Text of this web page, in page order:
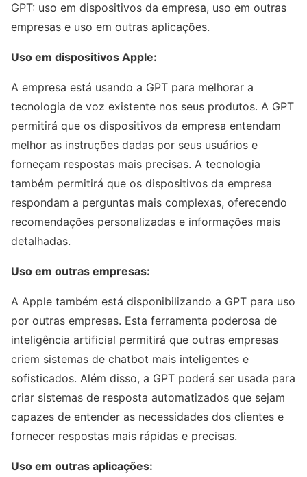
GPT: uso em dispositivos da empresa, uso em outras
empresas e uso em outras aplicações.
Uso em dispositivos Apple:
A empresa está usando a GPT para melhorar a
tecnologia de voz existente nos seus produtos. A GPT
permitirá que os dispositivos da empresa entendam
melhor as instruções dadas por seus usuários e
forneçam respostas mais precisas. A tecnologia
também permitirá que os dispositivos da empresa
respondam a perguntas mais complexas, oferecendo
recomendações personalizadas e informações mais
detalhadas.
Uso em outras empresas:
A Apple também está disponibilizando a GPT para uso
por outras empresas. Esta ferramenta poderosa de
inteligência artificial permitirá que outras empresas
criem sistemas de chatbot mais inteligentes e
sofisticados. Além disso, a GPT poderá ser usada para
criar sistemas de resposta automatizados que sejam
capazes de entender as necessidades dos clientes e
fornecer respostas mais rápidas e precisas.
Uso em outras aplicações: